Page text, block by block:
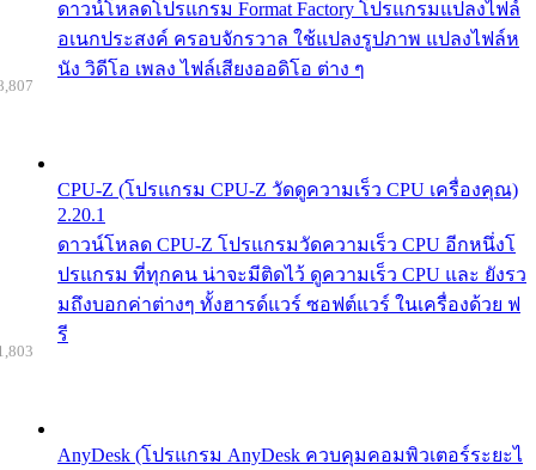
ดาวน์โหลดโปรแกรม Format Factory โปรแกรมแปลงไฟล์
อเนกประสงค์ ครอบจักรวาล ใช้แปลงรูปภาพ แปลงไฟล์ห
นัง วิดีโอ เพลง ไฟล์เสียงออดิโอ ต่าง ๆ
CPU-Z (โปรแกรม CPU-Z วัดดูความเร็ว CPU เครื่องคุณ)
2.20.1
ดาวน์โหลด CPU-Z โปรแกรมวัดความเร็ว CPU อีกหนึ่งโ
ปรแกรม ที่ทุกคน น่าจะมีติดไว้ ดูความเร็ว CPU และ ยังรว
มถึงบอกค่าต่างๆ ทั้งฮารด์แวร์ ซอฟต์แวร์ ในเครื่องด้วย ฟ
รี
AnyDesk (โปรแกรม AnyDesk ควบคุมคอมพิวเตอร์ระยะไ